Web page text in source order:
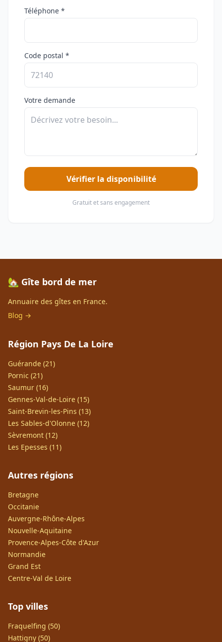
Téléphone *
Code postal *
Votre demande
Vérifier la disponibilité
Gratuit et sans engagement
🏡 Gîte bord de mer
Annuaire des gîtes en France.
Blog →
Région Pays De La Loire
Guérande (21)
Pornic (21)
Saumur (16)
Gennes-Val-de-Loire (15)
Saint-Brevin-les-Pins (13)
Les Sables-d'Olonne (12)
Sèvremont (12)
Les Epesses (11)
Autres régions
Bretagne
Occitanie
Auvergne-Rhône-Alpes
Nouvelle-Aquitaine
Provence-Alpes-Côte d'Azur
Normandie
Grand Est
Centre-Val de Loire
Top villes
Fraquelfing (50)
Hattigny (50)